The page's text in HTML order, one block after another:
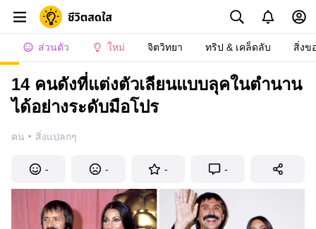
ส่วนตัว ใหม่ จิตวิทยา ทริป & เคล็ดลับ สิ่งข
14 คนดังที่แต่งตัวเลียนแบบลุคในตำนาน
ได้อย่างระดับมือโปร
คน · สิ่งแปลกๆ
- - - -